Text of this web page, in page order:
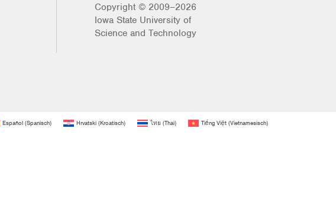
Copyright © 2009–2026
Iowa State University of
Science and Technology
Español (Spanisch) Hrvatski (Kroatisch) ไทย (Thai) Tiếng Việt (Vietnamesisch)